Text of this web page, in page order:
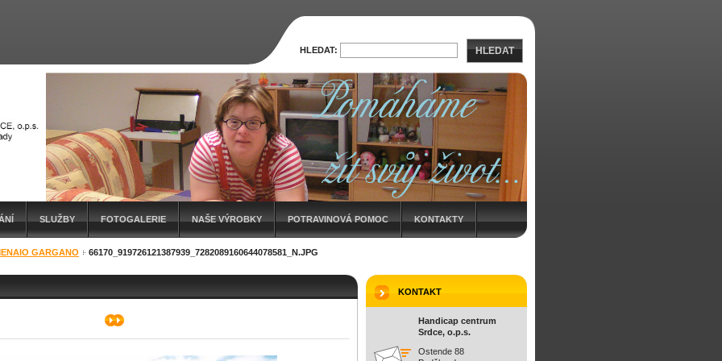
SLUŽBY FOTOGALERIE NAŠE VÝROBKY POTRAVINOVÁ POMOC KONTAKTY
AUTOMOBILŮ PRO HANDICAP CENTRUM SRDCE, O.P.S.
GARGANO 66170_919726121387939_7282089160644078581_N.JPG
KONTAKT
Handicap centrum
Srdce, o.p.s.
Ostende 88
HLEDAT: HLEDAT